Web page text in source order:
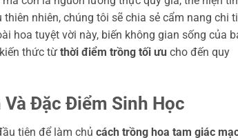
nhiên, chúng tôi sẽ chia sẻ cẩm nang chi
hoa tuyệt vời này, biến không gian sống của
thức từ thời điểm trồng tối ưu cho đến quy
Và Đặc Điểm Sinh Học
tiên để làm chủ cách trồng hoa tam giác